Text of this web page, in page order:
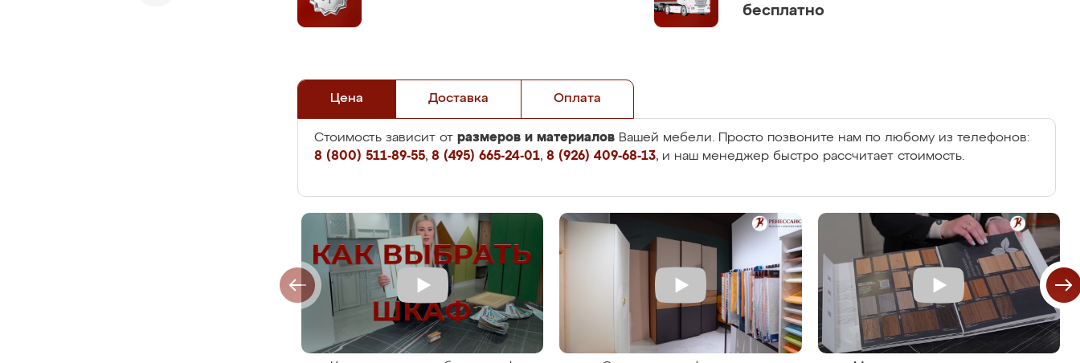
бесплатно
Цена Доставка Оплата
Стоимость зависит от размеров и материалов Вашей мебели. Просто позвоните нам по любому из телефонов:
8 (800) 511-89-55, 8 (495) 665-24-01, 8 (926) 409-68-13, и наш менеджер быстро рассчитает стоимость.